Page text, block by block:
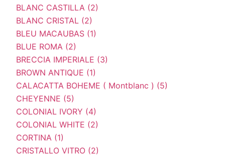
BLANC CASTILLA (2)
BLANC CRISTAL (2)
BLEU MACAUBAS (1)
BLUE ROMA (2)
BRECCIA IMPERIALE (3)
BROWN ANTIQUE (1)
CALACATTA BOHEME ( Montblanc ) (5)
CHEYENNE (5)
COLONIAL IVORY (4)
COLONIAL WHITE (2)
CORTINA (1)
CRISTALLO VITRO (2)